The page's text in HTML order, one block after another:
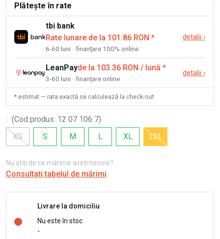
Plătește în rate
tbi bank
Rate lunare de la 101.86 RON *
6-60 luni · finanțare 100% online
detalii ›
LeanPayde la 103.36 RON / lună *
3-60 luni · finanțare online
detalii ›
* estimat — rata exactă se calculează la check-out
: (Cod produs: 12 07 106 7)
XS
S M L XL 2XL
Nu știți de ce mărime aveți nevoie?
Consultați tabelul de mărimi
Livrare la domiciliu
Nu este în stoc
-